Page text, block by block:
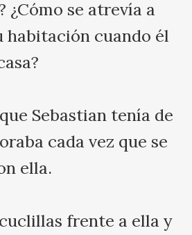
¿Cómo se atrevía a
habitación cuando él
Sebastian tenía de
cada vez que se
ella.
frente a ella y